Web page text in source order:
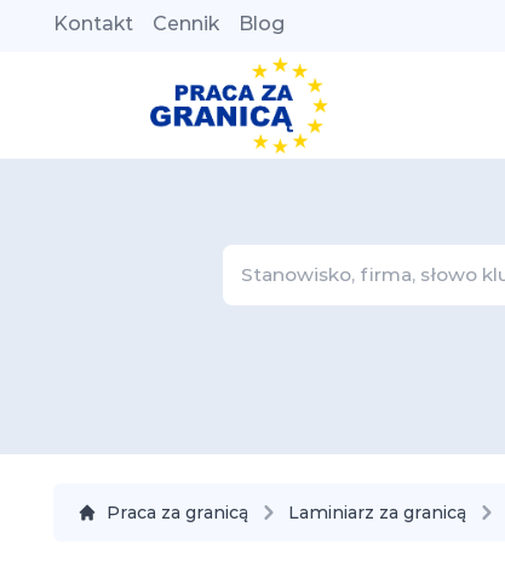
Kontakt Cennik Blog
Praca za granicą Laminiarz za granicą